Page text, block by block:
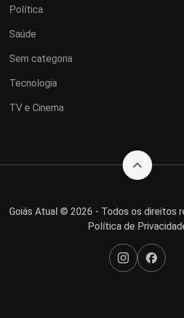
Política
Saúde
Sem categoria
Tecnologia
TV e Cinema
Goiás Atual © 2026 - Todos os direitos
Política de